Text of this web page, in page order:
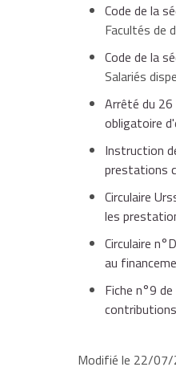
Code de la
Facultés de
Code de la
Salariés
Arrêté du
obligatoire
Instruction
prestations
Circulaire
les
Circulaire
au
Fiche n°9
Modifié le 22/07/